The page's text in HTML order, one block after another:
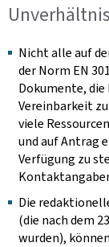
Nicht alle auf
der Norm EN
Dokumente,
Vereinbarkeit
viele
und auf Antrag
Verfügung zu
Die
(die nach dem
wurden),